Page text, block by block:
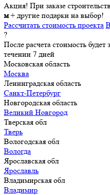
Акция! При заказе
м+ другие подарки на выбор!
Рассчитать стоимость проекта
?
После расчета стоимость
течении 7 дней
Московская область
Москва
Ленинградская область
Санкт-Петербург
Новгородская область
Великий Новгород
Тверская обл
Тверь
Вологодская обл
Вологда
Ярославская обл
Ярославль
Владимирская обл
Владимир